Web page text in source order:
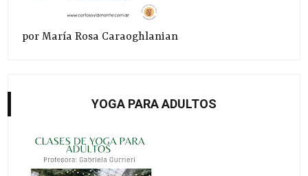
por María Rosa Caraoghlanian
YOGA PARA ADULTOS